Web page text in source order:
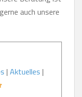
auch unsere
| Aktuelles |